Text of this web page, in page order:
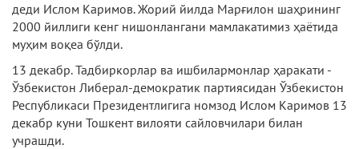
деди Ислом Каримов. Жорий йилда Марғилон шаҳрининг
2000 йиллиги кенг нишонлангани мамлакатимиз ҳаётида
муҳим воқеа бўлди.
13 декабр. Тадбиркорлар ва ишбилармонлар ҳаракати -
Ўзбекистон Либерал-демократик партиясидан Ўзбекистон
Республикаси Президентлигига номзод Ислом Каримов 13
декабр куни Тошкент вилояти сайловчилари билан
учрашди.